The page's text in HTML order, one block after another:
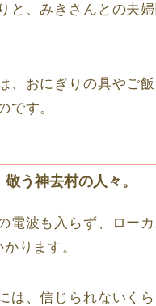
と、みきさんとの夫
、おにぎりの具やご
です。
う神去村の人々。
電波も入らず、ローカ
ります。
は、信じられないく